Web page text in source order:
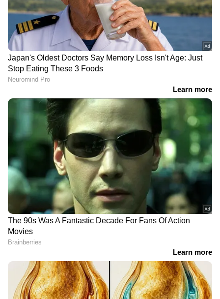
DOWNLOAD APP
ഇന്ത്യയിലെയും ലോകമെമ്പാടുമുള്ള എല്ലാ
India News
അറിയാൻ എപ്പോഴും ഏഷ്യാനെറ്റ്
ന്യൂസ് വാർത്തകൾ.Malayalam News
തത്സമയ അപ്‌ഡേറ്റുകളും ആഴത്തിലുള്ള
വിശകലനവും സമഗ്രമായ റിപ്പോർട്ടിംഗും —
എല്ലാം ഒരൊറ്റ സ്ഥലത്ത്. ഏത് സമയത്തും,
എവിടെയും വിശ്വസനീയമായ വാർത്തകൾ
ലഭിക്കാൻAsianet News Malayalam